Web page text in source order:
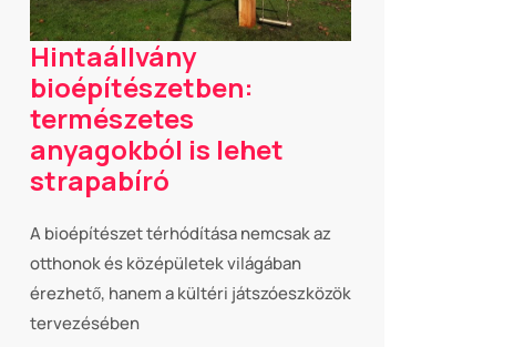
Hintaállvány
bioépítészetben:
természetes
anyagokból is lehet
strapabíró
A bioépítészet térhódítása nemcsak az
otthonok és középületek világában
érezhető, hanem a kültéri játszóeszközök
tervezésében